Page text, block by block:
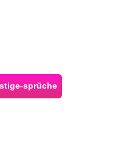
sprüche